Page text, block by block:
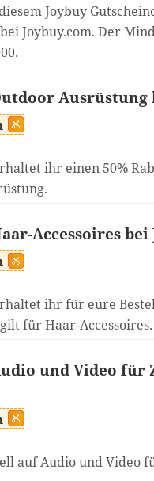
Joybuy
Joybuy.com. Der
Ausrüstung
ihr einen 50%
Accessoires bei
ihr für eure
für Haar-Accessoires.
und Video für
auf Audio und Video